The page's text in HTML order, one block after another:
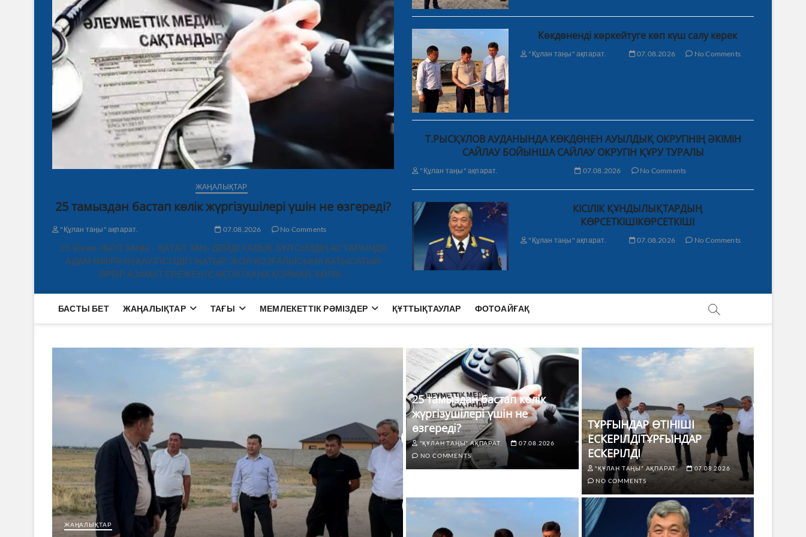
ЖАҢАЛЫҚТАР
25 тамыздан бастап көлік жүргізушілері үшін не өзгереді?
"Құлан таңы" ақпарат. 07.08.2026 No Comments
25 Views«ЖОЛ ЗАҢЫ – ҚАТАЛ ЗАҢ» ДЕЙДІ ХАЛЫҚ. БҰЛ СӨЗДІҢ АСТАРЫНДА
АДАМ ӨМІРІНІҢ ҚАУІПСІЗДІГІ ЖАТЫР. ЖОЛ ҚОЗҒАЛЫСЫНА ҚАТЫСАТЫН
ӘРБІР АЗАМАТ ЕРЕЖЕНІ САҚТАП ҚАНА ҚОЙМАЙ, КӨЛІК…
Көкдөненді көркейтуге көп күш салу керек
"Құлан таңы" ақпарат. 07.08.2026 No Comments
Т.РЫСҚҰЛОВ АУДАНЫНДА КӨКДӨНЕН АУЫЛДЫҚ ОКРУГІНІҢ ӘКІМІН
САЙЛАУ БОЙЫНША САЙЛАУ ОКРУГІН ҚҰРУ ТУРАЛЫ
"Құлан таңы" ақпарат. 07.08.2026 No Comments
КІСІЛІК ҚҰНДЫЛЫҚТАРДЫҢ
КӨРСЕТКІШІКӨРСЕТКІШІ
"Құлан таңы" ақпарат. 07.08.2026 No Comments
БАСТЫ БЕТ ЖАҢАЛЫҚТАР ТАҒЫ МЕМЛЕКЕТТІК РӘМІЗДЕР ҚҰТТЫҚТАУЛАР ФОТОАЙҒАҚ
ЖАҢАЛЫҚТАР
25 тамыздан бастап көлік
жүргізушілері үшін не
өзгереді?
"ҚҰЛАН ТАҢЫ" АҚПАРАТ.
07.08.2026
NO COMMENTS
ТҰРҒЫНДАР ӨТІНІШІ
ЕСКЕРІЛДІТҰРҒЫНДАР
ЕСКЕРІЛДІ
"ҚҰЛАН ТАҢЫ" АҚПАРАТ.
07.08.2026
NO COMMENTS